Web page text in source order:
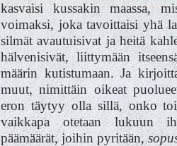
kasvaisi kussakin maassa,
voimaksi, joka tavoittaisi yhä
silmät avautuisivat ja heitä
hälvenisivät, liittymään
määrin kutistumaan. Ja
muut, nimittäin oikeat
eron täytyy olla sillä, onko
vaikkapa otetaan lukuun
päämäärät, joihin pyritään,